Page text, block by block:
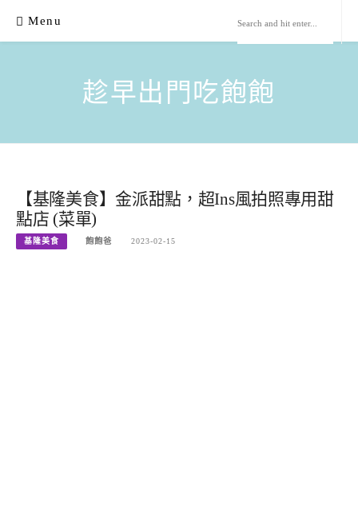
content
Menu
趁早出門吃飽飽
【基隆美食】金派甜點，超Ins風拍照專用甜
點店 (菜單)
基隆美食 飽飽爸 2023-02-15